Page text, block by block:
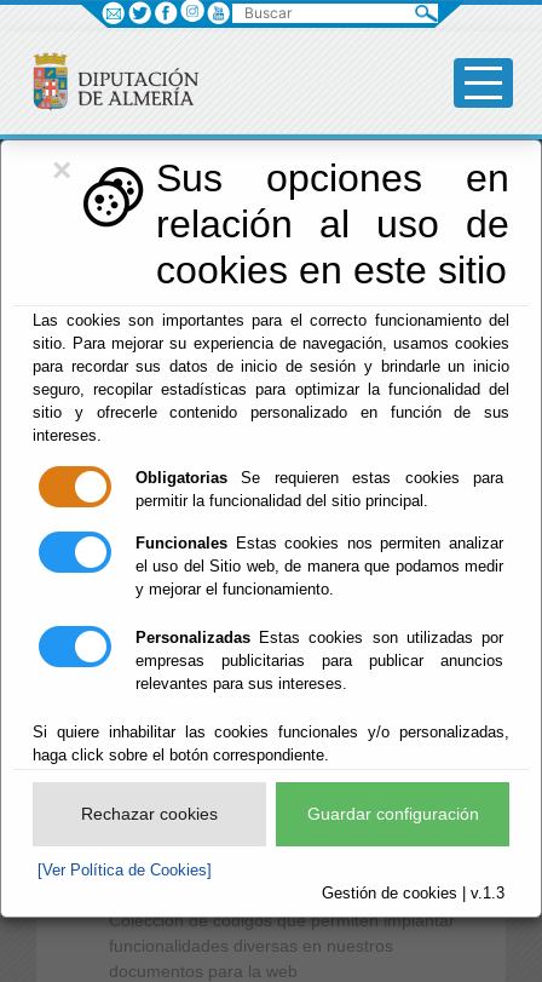
×
Sus opciones en
relación al uso de
cookies en este sitio
Las cookies son importantes para el correcto funcionamiento del
sitio. Para mejorar su experiencia de navegación, usamos cookies
para recordar sus datos de inicio de sesión y brindarle un inicio
seguro, recopilar estadísticas para optimizar la funcionalidad del
sitio y ofrecerle contenido personalizado en función de sus
intereses.
Obligatorias Se requieren estas cookies para
permitir la funcionalidad del sitio principal.
Funcionales Estas cookies nos permiten analizar
el uso del Sitio web, de manera que podamos medir
y mejorar el funcionamiento.
Personalizadas Estas cookies son utilizadas por
empresas publicitarias para publicar anuncios
relevantes para sus intereses.
Si quiere inhabilitar las cookies funcionales y/o personalizadas,
haga click sobre el botón correspondiente.
Rechazar cookies Guardar configuración
[Ver Política de Cookies]
Gestión de cookies | v.1.3
Red Provincial
de Almería
Menú RPC
Inicio - Información para Editores de la RPC
posibilitan extraer información de los sistemas
de la Red Provincial
Manuales e Instrucciones
Acceso a los manuales e instrucciones
Manuales e Instrucciones Internas
manuales e instrucciones de acceso restringido
Procedimientos Normalizados RPC
procesos electrónicos disponibles para
Adheridos a la Red Provincial
Colección de códigos que permiten implantar
funcionalidades diversas en nuestros
documentos para la web
Buscar